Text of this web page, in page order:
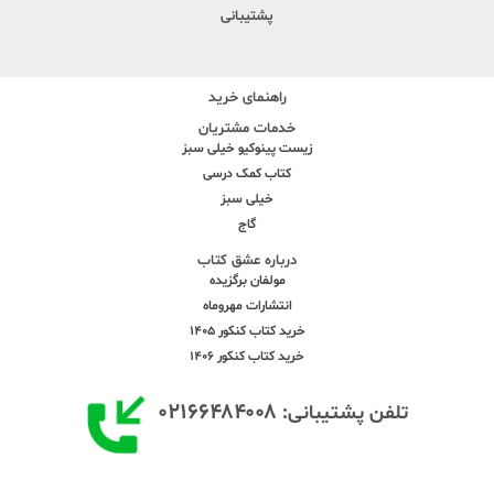
پشتیبانی
راهنمای خرید
خدمات مشتریان
زیست پینوکیو خیلی سبز
کتاب کمک درسی
خیلی سبز
گاج
درباره عشق کتاب
مولفان برگزیده
انتشارات مهروماه
خرید کتاب کنکور 1405
خرید کتاب کنکور 1406
تلفن پشتیبانی: ۰۲۱۶۶۴۸۴۰۰۸